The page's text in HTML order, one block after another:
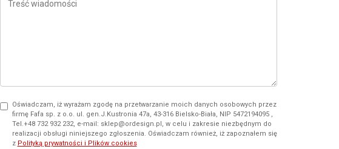
Oświadczam, iż wyrażam zgodę na przetwarzanie moich danych osobowych przez
firmę Fafa sp. z o.o. ul. gen.J.Kustronia 47a, 43-316 Bielsko-Biała, NIP 5472194095 ,
Tel.+48 732 932 232, e-mail: sklep@ordesign.pl, w celu i zakresie niezbędnym do
realizacji obsługi niniejszego zgłoszenia. Oświadczam również, iż zapoznałem się
z Polityką prywatności i Plików cookies